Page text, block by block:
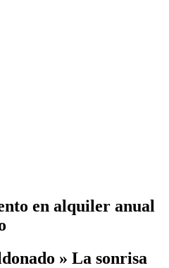
en alquiler anual
» La sonrisa